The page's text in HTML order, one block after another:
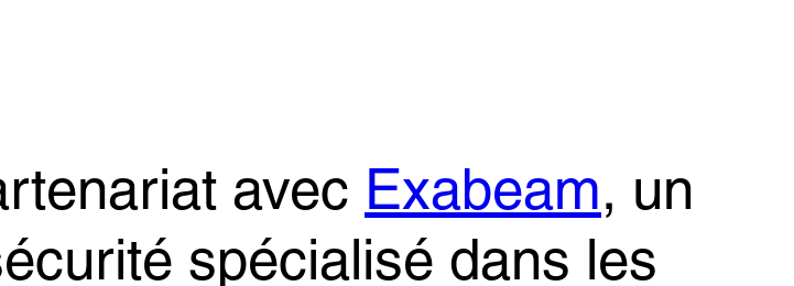
avec Exabeam, un
spécialisé dans les